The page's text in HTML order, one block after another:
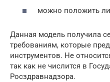
можно положить
Данная модель получила
требованиям, которые
инструментов. Не
так как не числится в
Росздравнадзора.